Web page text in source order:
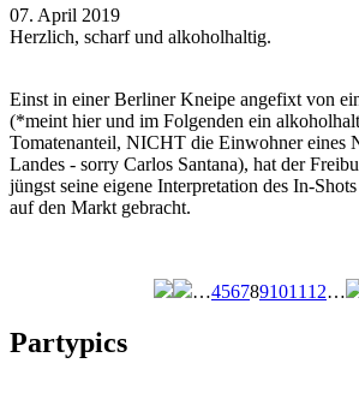
07. April 2019
Herzlich, scharf und alkoholhaltig.
Einst in einer Berliner Kneipe angefixt von
(*meint hier und im Folgenden ein
Tomatenanteil, NICHT die Einwohner eines
Landes - sorry Carlos Santana), hat der
jüngst seine eigene Interpretation des In-
auf den Markt gebracht.
…4567891011 12…
Partypics